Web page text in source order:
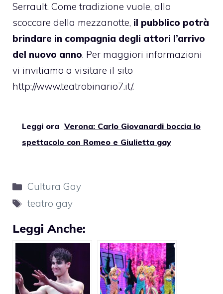
Serrault. Come tradizione vuole, allo
scoccare della mezzanotte, il pubblico potrà
brindare in compagnia degli attori l’arrivo
del nuovo anno. Per maggiori informazioni
vi invitiamo a visitare il sito
http://www.teatrobinario7.it/.
Leggi ora Verona: Carlo Giovanardi boccia lo
spettacolo con Romeo e Giulietta gay
Categorie
Cultura Gay
Tag
teatro gay
Leggi Anche: